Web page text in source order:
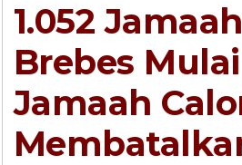
1.052
Brebes
Jamaah